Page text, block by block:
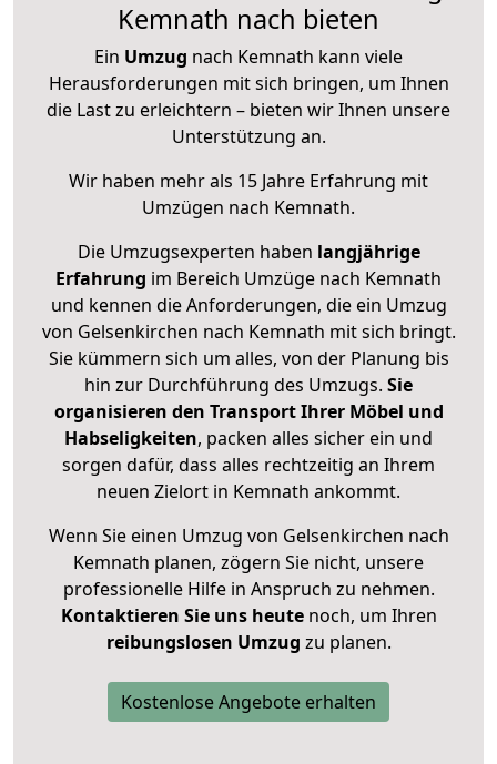
Kemnath nach bieten
Ein Umzug nach Kemnath kann viele
Herausforderungen mit sich bringen, um Ihnen
die Last zu erleichtern – bieten wir Ihnen unsere
Unterstützung an.
Wir haben mehr als 15 Jahre Erfahrung mit
Umzügen nach Kemnath.
Die Umzugsexperten haben langjährige
Erfahrung im Bereich Umzüge nach Kemnath
und kennen die Anforderungen, die ein Umzug
von Gelsenkirchen nach Kemnath mit sich bringt.
Sie kümmern sich um alles, von der Planung bis
hin zur Durchführung des Umzugs. Sie
organisieren den Transport Ihrer Möbel und
Habseligkeiten, packen alles sicher ein und
sorgen dafür, dass alles rechtzeitig an Ihrem
neuen Zielort in Kemnath ankommt.
Wenn Sie einen Umzug von Gelsenkirchen nach
Kemnath planen, zögern Sie nicht, unsere
professionelle Hilfe in Anspruch zu nehmen.
Kontaktieren Sie uns heutenoch, um Ihren
reibungslosen Umzug zu planen.
Kostenlose Angebote erhalten